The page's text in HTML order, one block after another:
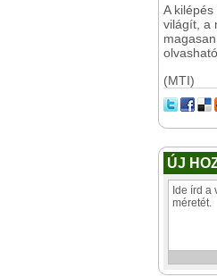
A
világít, a
(MTI)
ÚJ